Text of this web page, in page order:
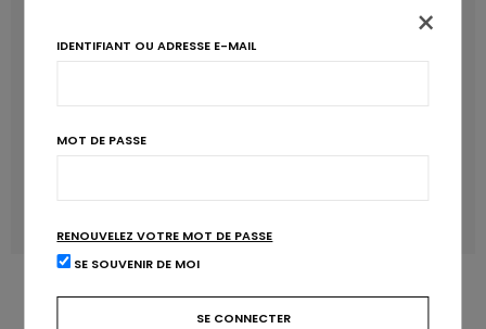
×
IDENTIFIANT OU ADRESSE E-MAIL
MOT DE PASSE
RENOUVELEZ VOTRE MOT DE PASSE
SE SOUVENIR DE MOI